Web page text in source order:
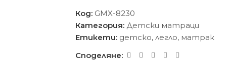
Код: GMX-8230
Категория: Детски матраци
Етикети: детско, легло, матрак
Споделяне: